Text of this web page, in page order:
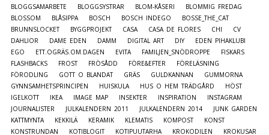
BLOGGSAMARBETE
BLOGGSYSTRAR BLOM-KÅSERI
BLOMMIG FREDAG
BLOSSOM
BLÅSIPPA BOSCH BOSCH INDEGO
BOSSE_THE_CAT
BRUNNSLOCKET
BYGGPROJEKT CASA CASA DE FLORES CHI
CV
DAHLIOR
DAME EDEN DAMM DIGITAL ART DIY
EDEN PIHAKLUBI
EGO
ETT.OGRÄS.OM.DAGEN EVITA FAMILJEN_SNÖDROPPE
FISKARS
FLASHBACKS
FROST FRÖSÅDD FÖRE&EFTER
FÖRELÄSNING
FÖRODLING
GOTT O BLANDAT GRÄS GULDKANNAN
GUMMORNA
GYNNSAMHETSPRINCIPEN
HUISKULA HUS O HEM TRÄDGÅRD
HÖST
IGELKOTT
IKEA IMAGE MAP INSEKTER INSPIRATION
INSTAGRAM
JOURNALISTER
JULKALENDERN 2011 JULKALENDERN 2014
JUNK GARDEN
KATTMYNTA
KEKKILÄ KERAMIK KLEMATIS KOMPOST
KONST
KONSTRUNDAN
KOTIBLOGIT KOTIPUUTARHA KROKODILEN
KROKUSAR